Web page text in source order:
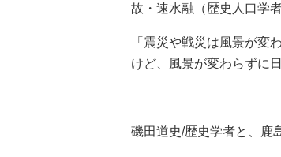
故・速水融（歴史人口学
「震災や戦災は風景が変
けど、風景が変わらずに
磯田道史/歴史学者と、鹿